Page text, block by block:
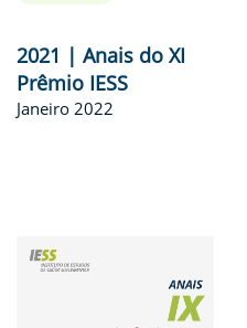
2021 | Anais do XI
Prêmio IESS
Janeiro 2022